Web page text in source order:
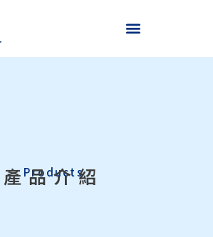
Products
產品介紹